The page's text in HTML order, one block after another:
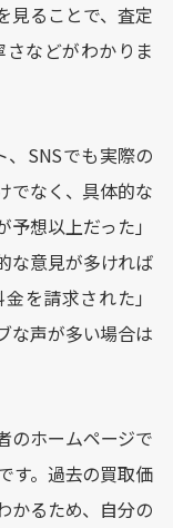
見ることで、査定
などがわかりま
SNSでも実際の
でなく、具体的な
想以上だった」
な意見が多ければ
を請求された」
な声が多い場合は
のホームページで
す。過去の買取価
かるため、自分の